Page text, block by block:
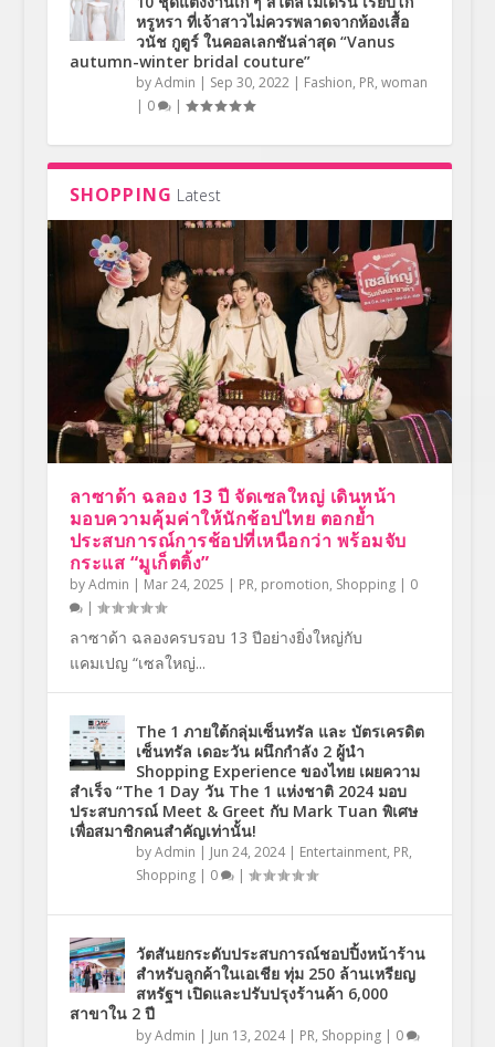
หรูหรา ที่เจ้าสาวไม่ควรพลาดจากห้องเสื้อ
วนัช กูตูร์ ในคอลเลกชันล่าสุด “Vanus
autumn-winter bridal couture”
byAdmin Sep 30, 2022| Fashion, PR, woman
0 |
SHOPPING Latest
ลาซาด้า ฉลอง 13 ปี จัดเซลใหญ่ เดินหน้า
มอบความคุ้มค่าให้นักช้อปไทย ตอกย้ำ
ประสบการณ์การช้อปที่เหนือกว่า พร้อมจับ
กระแส “มูเก็ตติ้ง”
byAdmin Mar 24, 2025 PR, promotion, Shopping| 0
|
ลาซาด้า ฉลองครบรอบ 13 ปีอย่างยิ่งใหญ่กับ
แคมเปญ “เซลใหญ่...
The 1 ภายใต้กลุ่มเซ็นทรัล และ บัตรเครดิต
เซ็นทรัล เดอะวัน ผนึกกำลัง 2 ผู้นำ
Shopping Experience ของไทย เผยความ
สำเร็จ “The 1 Day วัน The 1 แห่งชาติ 2024 มอบ
ประสบการณ์ Meet & Greet กับ Mark Tuan พิเศษ
เพื่อสมาชิกคนสำคัญเท่านั้น!
byAdmin Jun 24, 2024| Entertainment, PR,
Shopping| 0 |
วัตสันยกระดับประสบการณ์ชอปปิ้งหน้าร้าน
สำหรับลูกค้าในเอเชีย ทุ่ม 250 ล้านเหรียญ
สหรัฐฯ เปิดและปรับปรุงร้านค้า 6,000
สาขาใน 2 ปี
byAdmin Jun 13, 2024| PR, Shopping| 0